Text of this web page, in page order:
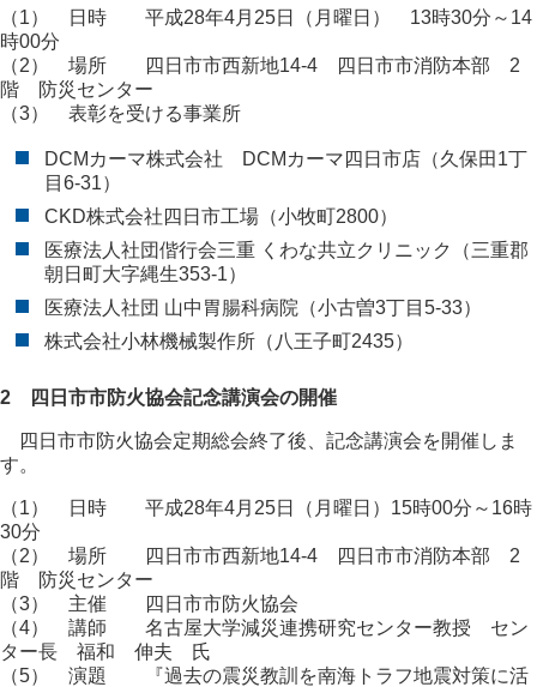
（1） 日時 平成28年4月25日（月曜日） 13時30分～14
時00分
（2） 場所 四日市市西新地14-4 四日市市消防本部 2
階 防災センター
（3） 表彰を受ける事業所
DCMカーマ株式会社 DCMカーマ四日市店（久保田1丁
目6-31）
CKD株式会社四日市工場（小牧町2800）
医療法人社団偕行会三重 くわな共立クリニック（三重郡
朝日町大字縄生353-1）
医療法人社団 山中胃腸科病院（小古曽3丁目5-33）
株式会社小林機械製作所（八王子町2435）
2 四日市市防火協会記念講演会の開催
四日市市防火協会定期総会終了後、記念講演会を開催しま
す。
（1） 日時 平成28年4月25日（月曜日）15時00分～16時
30分
（2） 場所 四日市市西新地14-4 四日市市消防本部 2
階 防災センター
（3） 主催 四日市市防火協会
（4） 講師 名古屋大学減災連携研究センター教授 セン
ター長 福和 伸夫 氏
（5） 演題 『過去の震災教訓を南海トラフ地震対策に活